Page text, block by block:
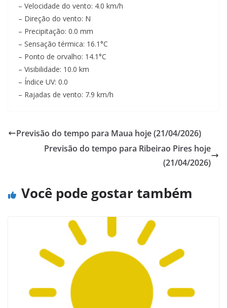
– Velocidade do vento: 4.0 km/h
– Direção do vento: N
– Precipitação: 0.0 mm
– Sensação térmica: 16.1°C
– Ponto de orvalho: 14.1°C
– Visibilidade: 10.0 km
– Índice UV: 0.0
– Rajadas de vento: 7.9 km/h
Previsão do tempo para Maua hoje (21/04/2026)
Previsão do tempo para Ribeirao Pires hoje
(21/04/2026)
Você pode gostar também